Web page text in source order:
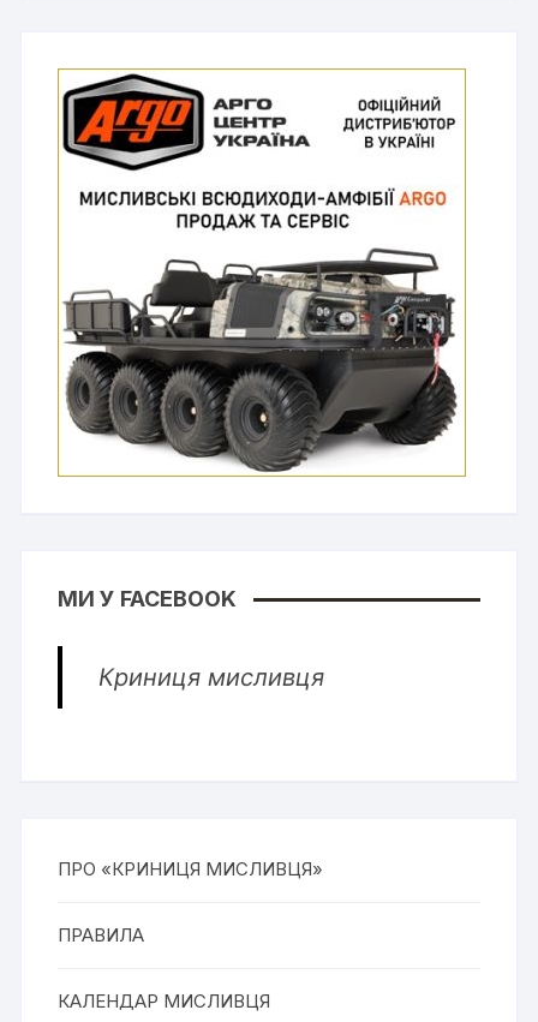
МИ У FACEBOOK
Криниця мисливця
ПРО «КРИНИЦЯ МИСЛИВЦЯ»
ПРАВИЛА
КАЛЕНДАР МИСЛИВЦЯ